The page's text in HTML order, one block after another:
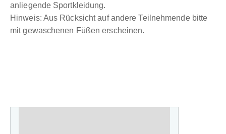
anliegende Sportkleidung.
Hinweis: Aus Rücksicht auf andere Teilnehmende bitte
mit gewaschenen Füßen erscheinen.